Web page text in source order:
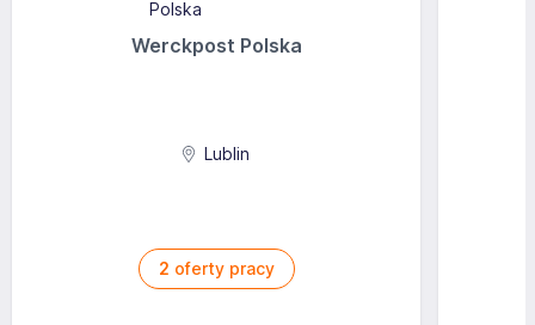
Werckpost Polska
Lublin
2 oferty pracy